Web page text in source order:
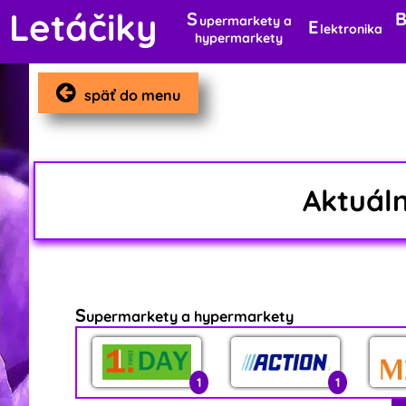
Letáčiky Supermarkety a
hypermarkety
Elektronika B
späť do menu
Supermarkety a hypermarkety
1 1